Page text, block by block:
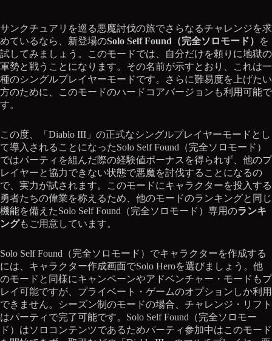
サンクチュアリを巡る悪魔討伐の旅でさらなるチャレンジを求
めているなら、新登場のSolo Self Found（完全ソロモード）
を
試してみましょう。このモードでは、自分だけを頼りに地獄の
軍勢と戦うことになります。その名前が示すとおり、これは一
種のシングルプレイヤーモードです。さらに難易度を上げたい
方のために、このモードのハードコアバージョンも利用可能で
す。
この度、「Diablo III」の正式なシングルプレイヤーモードとし
て導入されることになったSolo Self Found（完全ソロモード）
ではパーティを組んだ際の経験値ボーナスを得られず、他のプ
レイヤーと協力できない状態で悪魔を討伐することになるの
で、実力が試されます。このモードにキャラクターを投入する
勇者たちの偉業を称えるため、他のモードのランキングと同じ
機能を備えたSolo Self Found（完全ソロモード）専用のランキ
ングもご用意しています。
Solo Self Found（完全ソロモード）でキャラクターを作成する
には、キャラクター作成画面でSolo Heroを選びましょう。他
のモードと同様にキャンペーンやアドベンチャー・モードもプ
レイ可能ですが、プライベート・ゲームのオプションしか利用
できません。シーズン制のモードの場合、チャレンジ・リフト
はパーティで完了可能です。Solo Self Found（完全ソロモー
ド）はソロコンテンツであるためパーティ参加中はこのモード